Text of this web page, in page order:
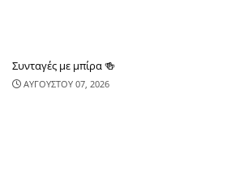
Συνταγές με μπίρα 🍻
ΑΥΓΟΥΣΤΟΥ 07, 2026